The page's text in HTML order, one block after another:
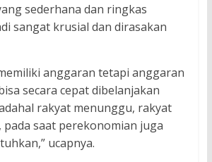
sederhana dan ringkas
sangat krusial dan dirasakan
anggaran tetapi anggaran
secara cepat dibelanjakan
rakyat menunggu, rakyat
saat perekonomian juga
ucapnya.